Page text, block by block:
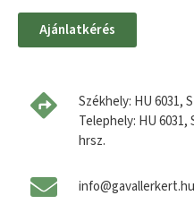
Ajánlatkérés
Székhely: HU 6031,
Telephely: HU
hrsz.
info@gavallerkert.hu